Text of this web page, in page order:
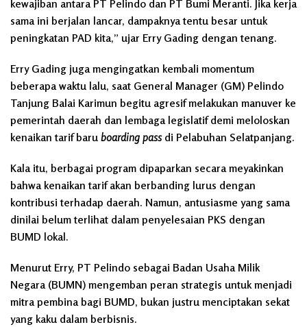
kewajiban antara PT Pelindo dan PT Bumi Meranti. Jika kerja
sama ini berjalan lancar, dampaknya tentu besar untuk
peningkatan PAD kita,” ujar Erry Gading dengan tenang.
Erry Gading juga mengingatkan kembali momentum
beberapa waktu lalu, saat General Manager (GM) Pelindo
Tanjung Balai Karimun begitu agresif melakukan manuver ke
pemerintah daerah dan lembaga legislatif demi meloloskan
kenaikan tarif baru boarding passdi Pelabuhan Selatpanjang.
Kala itu, berbagai program dipaparkan secara meyakinkan
bahwa kenaikan tarif akan berbanding lurus dengan
kontribusi terhadap daerah. Namun, antusiasme yang sama
dinilai belum terlihat dalam penyelesaian PKS dengan
BUMD lokal.
Menurut Erry, PT Pelindo sebagai Badan Usaha Milik
Negara (BUMN) mengemban peran strategis untuk menjadi
mitra pembina bagi BUMD, bukan justru menciptakan sekat
yang kaku dalam berbisnis.